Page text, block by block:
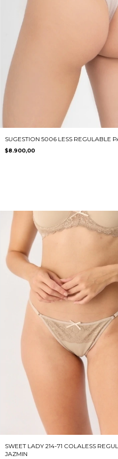
SUGESTION 5006 LESS REGULABLE
$8.900,00
SWEET LADY 214-71 COLALESS
JAZMIN